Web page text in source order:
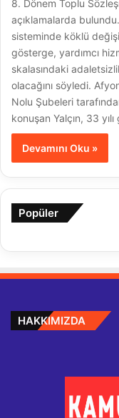
8. Dönem Toplu
açıklamalarda
sisteminde köklü
gösterge, yardımcı
skalasındaki
olacağını söyledi.
Nolu Şubeleri
konuşan Yalçın, 33
Devamını Oku »
Popüler
HAKKIMIZDA